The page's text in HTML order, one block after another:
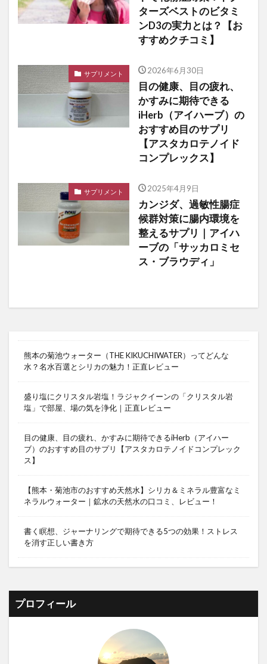
ターズベストのビタミ
ンD3の実力とは？【お
すすめクチコミ】
サプリメント 2026年6月30日
目の健康、目の疲れ、
かすみに期待できる
iHerb（アイハーブ）の
おすすめ目のサプリ
【アスタカロテノイド
コンプレックス】
サプリメント 2025年4月9日
カンジダ、過敏性腸症
候群対策に腸内環境を
整えるサプリ｜アイハ
ーブの「サッカロミセ
ス・ブラウディ」
熊本の菊池ウォーター（THE KIKUCHIWATER）ってどんな
水？名水百選とシリカの魅力！正直レビュー
盛り塩にクリスタル岩塩！ラジャクイーンの「クリスタル岩
塩」で部屋、場の気を浄化｜正直レビュー
目の健康、目の疲れ、かすみに期待できるiHerb（アイハー
ブ）のおすすめ目のサプリ【アスタカロテノイドコンプレック
ス】
【熊本・菊池市のおすすめ天然水】シリカ＆ミネラル豊富なミ
ネラルウォーター｜鉱水の天然水の口コミ、レビュー！
書く瞑想、ジャーナリングで期待できる5つの効果！ストレス
を消す正しい書き方
プロフィール